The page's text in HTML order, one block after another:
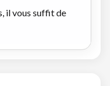
il vous suffit de